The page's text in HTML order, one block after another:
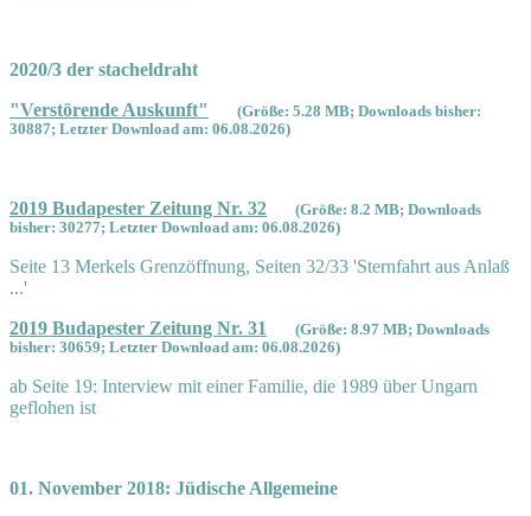
2020/3 der stacheldraht
"Verstörende Auskunft"
(Größe: 5.28 MB; Downloads bisher:
30887; Letzter Download am: 06.08.2026)
2019 Budapester Zeitung Nr. 32
(Größe: 8.2 MB; Downloads
bisher: 30277; Letzter Download am: 06.08.2026)
Seite 13 Merkels Grenzöffnung, Seiten 32/33 'Sternfahrt aus Anlaß
...'
2019 Budapester Zeitung Nr. 31
(Größe: 8.97 MB; Downloads
bisher: 30659; Letzter Download am: 06.08.2026)
ab Seite 19: Interview mit einer Familie, die 1989 über Ungarn
geflohen ist
01. November 2018: Jüdische Allgemeine